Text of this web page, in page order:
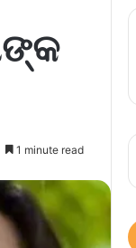
1 minute read